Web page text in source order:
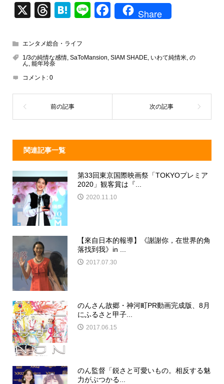
X T
e
a
d
s
H
e
n
Li F
e
o
k
Share
エンタメ総合・ライフ
1/3の純情な感情, SaToMansion SIAM SHADE, いわて純情米, の
ん 能年玲奈
コメント: 0
関連記事一覧
第33回東京国際映画祭「TOKYOプレミア
2020」観客賞は『...
2020.11.10
【來自日本的報導】《謝謝你，在世界的角
落找到我》in ...
2017.07.30
のんさん故郷・神河町PR動画完成版、8月
にふるさと甲子...
2017.06.15
のん監督「鋭さと可愛いもの。相反する魅
力がぶつかる...